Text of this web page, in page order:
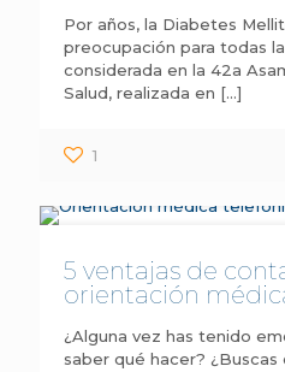
Por años, la Diabetes
preocupación para todas
considerada en la 42a
Salud, realizada en […]
1
5 ventajas de
orientación
¿Alguna vez has tenido
saber qué hacer?